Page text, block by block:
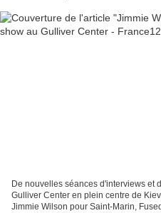
De nouvelles séances d'interviews et
Gulliver Center en plein centre de
Jimmie Wilson pour Saint-Marin,